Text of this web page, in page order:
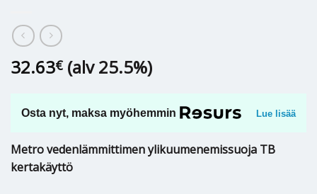
32.63€ (alv 25.5%)
Osta nyt, maksa myöhemmin Lue lisää
Metro vedenlämmittimen ylikuumenemissuoja TB
kertakäyttö